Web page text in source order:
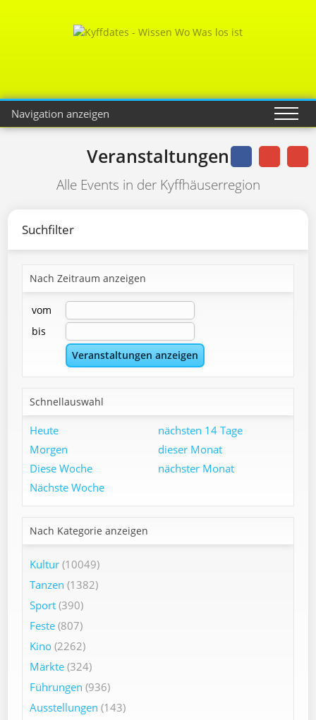
Navigation anzeigen
Veranstaltungen
Alle Events in der Kyffhäuserregion
Suchfilter
Nach Zeitraum anzeigen
vom
bis
Schnellauswahl
Heute
Morgen
Diese Woche
Nächste Woche
nächsten 14 Tage
dieser Monat
nächster Monat
Nach Kategorie anzeigen
Kultur (10049)
Tanzen (1382)
Sport (390)
Feste (807)
Kino (2262)
Märkte (324)
Führungen (936)
Ausstellungen (143)